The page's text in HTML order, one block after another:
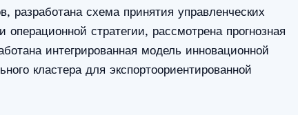
разработана схема принятия управленческих
стратегии, рассмотрена прогнозная
интегрированная модель инновационной
кластера для экспортоориентированной